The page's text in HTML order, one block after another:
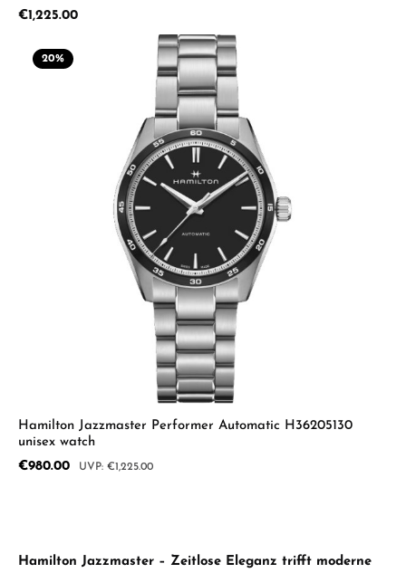
Regular price:
€1,225.00
20%
Hamilton Jazzmaster Performer Automatic H36205130
unisex watch
Sale price:
€980.00 Regular price:
€1,225.00
Hamilton Jazzmaster – Zeitlose Eleganz trifft moderne